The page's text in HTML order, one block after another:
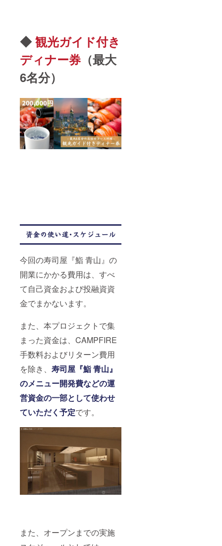
◆観光ガイド付き
ディナー券（最大
6名分）
今回の寿司屋『鮨 青山』の
開業にかかる費用は、すべ
て自己資金および投融資資
金でまかないます。
また、本プロジェクトで集
まった資金は、CAMPFIRE
手数料およびリターン費用
を除き、 寿司屋『鮨 青山』
のメニュー開発費などの運
営資金の一部として使わせ
ていただく予定です。
また、オープンまでの実施